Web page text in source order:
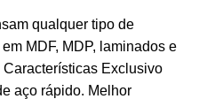
qualquer tipo de
MDF, MDP, laminados e
Exclusivo
aço rápido. Melhor